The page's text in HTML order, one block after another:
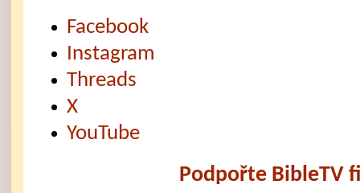
Facebook
Instagram
Threads
X
YouTube
Podpořte BibleTV